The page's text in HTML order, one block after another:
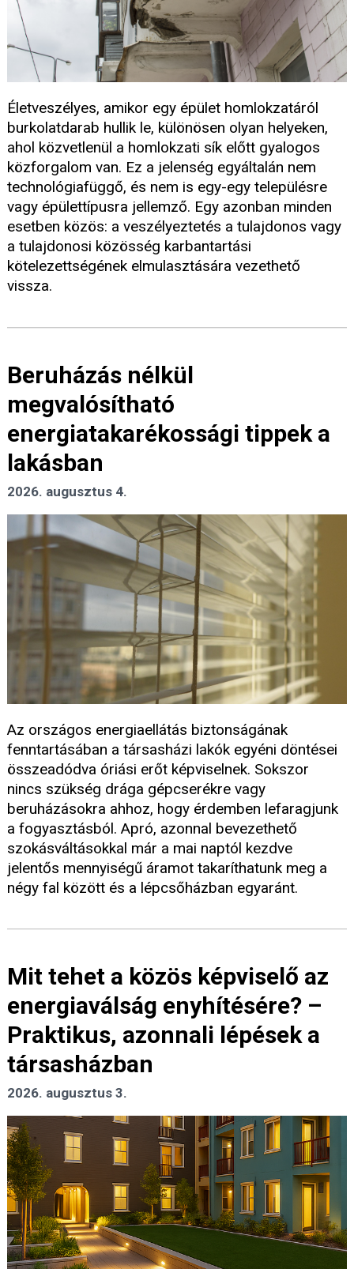
Életveszélyes, amikor egy épület homlokzatáról
burkolatdarab hullik le, különösen olyan helyeken,
ahol közvetlenül a homlokzati sík előtt gyalogos
közforgalom van. Ez a jelenség egyáltalán nem
technológiafüggő, és nem is egy-egy településre
vagy épülettípusra jellemző. Egy azonban minden
esetben közös: a veszélyeztetés a tulajdonos vagy
a tulajdonosi közösség karbantartási
kötelezettségének elmulasztására vezethető
vissza.
Beruházás nélkül
megvalósítható
energiatakarékossági tippek a
lakásban
2026. augusztus 4.
Az országos energiaellátás biztonságának
fenntartásában a társasházi lakók egyéni döntései
összeadódva óriási erőt képviselnek. Sokszor
nincs szükség drága gépcserékre vagy
beruházásokra ahhoz, hogy érdemben lefaragjunk
a fogyasztásból. Apró, azonnal bevezethető
szokásváltásokkal már a mai naptól kezdve
jelentős mennyiségű áramot takaríthatunk meg a
négy fal között és a lépcsőházban egyaránt.
Mit tehet a közös képviselő az
energiaválság enyhítésére? –
Praktikus, azonnali lépések a
társasházban
2026. augusztus 3.